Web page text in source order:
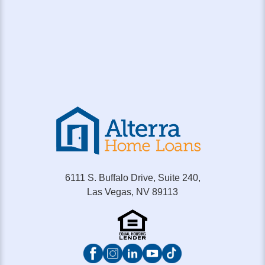
6111 S. Buffalo Drive, Suite 240,
Las Vegas, NV 89113